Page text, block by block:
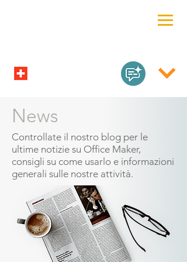
News
Controllate il nostro blog per le
ultime notizie su Office Maker,
consigli su come usarlo e informazioni
generali sulle nostre attività.